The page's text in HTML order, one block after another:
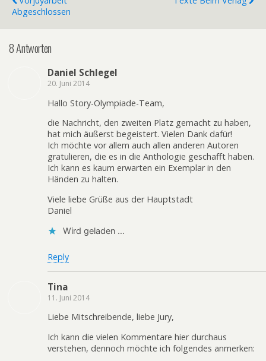
Abgeschlossen
8 Antworten
Daniel Schlegel
20. Juni 2014
Hallo Story-Olympiade-Team,
die Nachricht, den zweiten Platz gemacht zu haben,
hat mich äußerst begeistert. Vielen Dank dafür!
Ich möchte vor allem auch allen anderen Autoren
gratulieren, die es in die Anthologie geschafft haben.
Ich kann es kaum erwarten ein Exemplar in den
Händen zu halten.
Viele liebe Grüße aus der Hauptstadt
Daniel
Wird geladen …
Reply
Tina
11. Juni 2014
Liebe Mitschreibende, liebe Jury,
Ich kann die vielen Kommentare hier durchaus
verstehen, dennoch möchte ich folgendes anmerken: